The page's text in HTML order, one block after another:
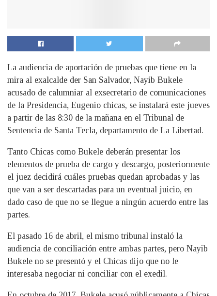
La audiencia de aportación de pruebas que tiene en la
mira al exalcalde der San Salvador, Nayib Bukele
acusado de calumniar al exsecretario de comunicaciones
de la Presidencia, Eugenio chicas, se instalará este jueves
a partir de las 8:30 de la mañana en el Tribunal de
Sentencia de Santa Tecla, departamento de La Libertad.
Tanto Chicas como Bukele deberán presentar los
elementos de prueba de cargo y descargo, posteriormente
el juez decidirá cuáles pruebas quedan aprobadas y las
que van a ser descartadas para un eventual juicio, en
dado caso de que no se llegue a ningún acuerdo entre las
partes.
El pasado 16 de abril, el mismo tribunal instaló la
audiencia de conciliación entre ambas partes, pero Nayib
Bukele no se presentó y el Chicas dijo que no le
interesaba negociar ni conciliar con el exedil.